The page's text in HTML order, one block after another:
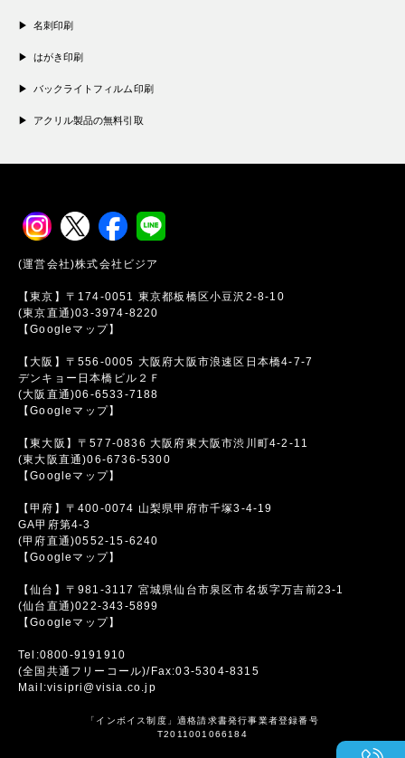
名刺印刷
はがき印刷
バックライトフィルム印刷
アクリル製品の無料引取
(運営会社)株式会社ビジア
【東京】〒174-0051 東京都板橋区小豆沢2-8-10
(東京直通)03-3974-8220
【Googleマップ】
【大阪】〒556-0005 大阪府大阪市浪速区日本橋4-7-7
デンキョー日本橋ビル２Ｆ
(大阪直通)06-6533-7188
【Googleマップ】
【東大阪】〒577-0836 大阪府東大阪市渋川町4-2-11
(東大阪直通)06-6736-5300
【Googleマップ】
【甲府】〒400-0074 山梨県甲府市千塚3-4-19
GA甲府第4-3
(甲府直通)0552-15-6240
【Googleマップ】
【仙台】〒981-3117 宮城県仙台市泉区市名坂字万吉前23-1
(仙台直通)022-343-5899
【Googleマップ】
Tel:0800-9191910
(全国共通フリーコール)/Fax:03-5304-8315
Mail:visipri@visia.co.jp
「インボイス制度」適格請求書発行事業者登録番号
T2011001066184